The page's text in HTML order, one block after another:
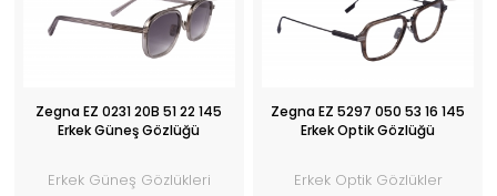
Zegna EZ 0231 20B 51 22 145
Erkek Güneş Gözlüğü
Erkek Güneş Gözlükleri
Zegna EZ 5297 050 53 16 145
Erkek Optik Gözlüğü
Erkek Optik Gözlükler